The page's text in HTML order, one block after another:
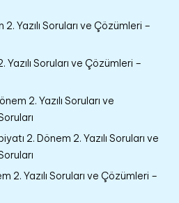
2. Yazılı Soruları ve Çözümleri –
Yazılı Soruları ve Çözümleri –
2. Yazılı Soruları ve
2. Dönem 2. Yazılı Soruları ve
2. Yazılı Soruları ve Çözümleri –